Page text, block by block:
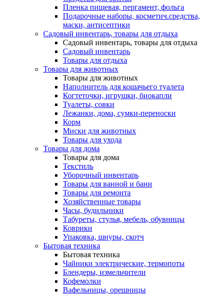
Пленка пищевая, пергамент, фольга
Подарочные наборы, косметич.средства,
маски, антисептики
Садовый инвентарь, товары для отдыха
Садовый инвентарь, товары для отдыха
Садовый инвентарь
Товары для отдыха
Товары для животных
Товары для животных
Наполнитель для кошачьего туалета
Когтеточки, игрушки, биокапли
Туалеты, совки
Лежанки, дома, сумки-переноски
Корм
Миски для животных
Товары для ухода
Товары для дома
Товары для дома
Текстиль
Уборочный инвентарь
Товары для ванной и бани
Товары для ремонта
Хозяйственные товары
Часы, будильники
Табуреты, стулья, мебель, обувницы
Коврики
Упаковка, шнуры, скотч
Бытовая техника
Бытовая техника
Чайники электрические, термопоты
Блендеры, измельчители
Кофемолки
Вафельницы, орешницы